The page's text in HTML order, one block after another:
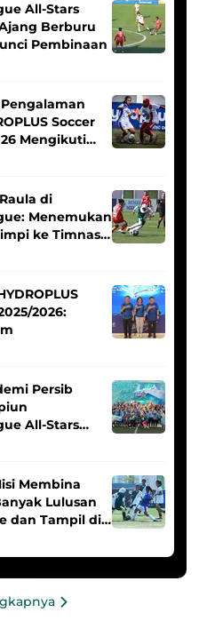
All-Stars
Berburu
Pembinaan
Soccer
Mengikuti
Putri
di
Menemukan
ke Timnas
2026:
Persib
All-Stars
Membina
Lulusan
dan Tampil di